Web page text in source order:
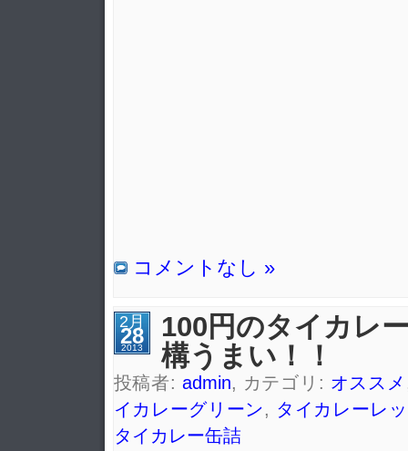
コメントなし »
2月
28
2013
100円のタイカレ
構うまい！！
投稿者: admin, カテゴリ: オススメ
イカレーグリーン, タイカレーレ
タイカレー缶詰